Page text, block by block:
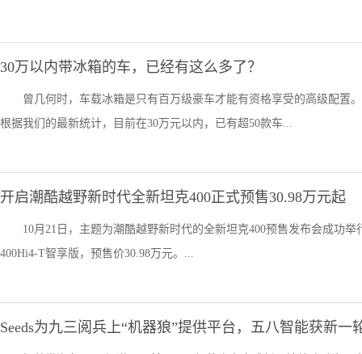
30万以内带冰箱的车，已经有这么多了？
曾几何时，车载冰箱是只有百万级豪车才能有资格享受的高级配置
根据我们的最新统计，目前在30万元以内，已有超50款车...
开启潮酷越野新时代全新坦克400正式预售30.98万元起
10月21日，主题为潮酷越野新时代的全新坦克400预售发布会成功
400Hi4-T智享版，预售价30.98万元。...
Seeds为九三阅兵上“机器狼”提供平台，五八智能获新一